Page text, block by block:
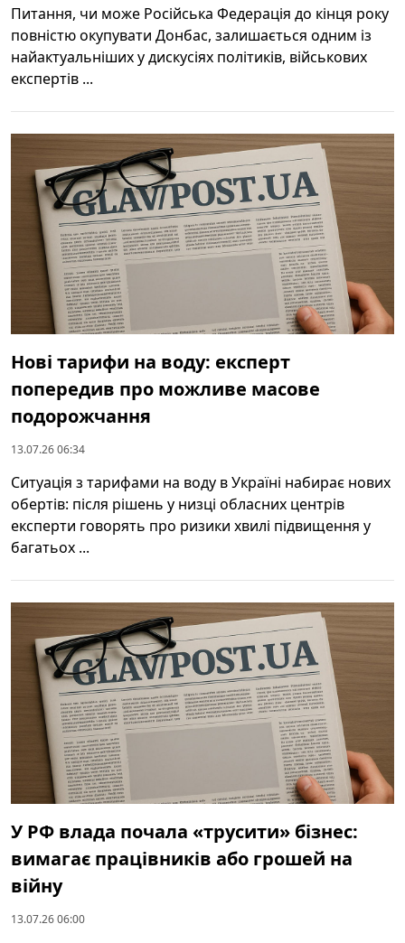
Питання, чи може Російська Федерація до кінця року
повністю окупувати Донбас, залишається одним із
найактуальніших у дискусіях політиків, військових
експертів ...
Нові тарифи на воду: експерт
попередив про можливе масове
подорожчання
13.07.26 06:34
Ситуація з тарифами на воду в Україні набирає нових
обертів: після рішень у низці обласних центрів
експерти говорять про ризики хвилі підвищення у
багатьох ...
У РФ влада почала «трусити» бізнес:
вимагає працівників або грошей на
війну
13.07.26 06:00